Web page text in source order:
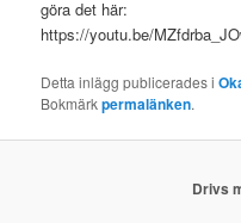
göra det här:
https://youtu.be/
Detta inlägg publicerades i
Bokmärkpermalänken.
Drivs